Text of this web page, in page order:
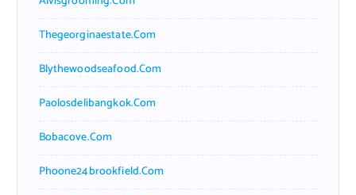
Thegeorginaestate.com
Blythewoodseafood.com
Paolosdelibangkok.com
Bobacove.com
Phoone24brookfield.com